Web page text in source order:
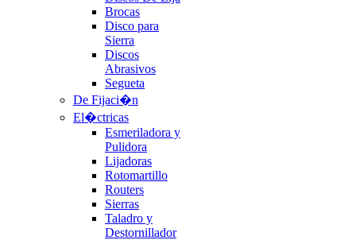
Brocas
Disco para
Sierra
Discos
Abrasivos
Segueta
De Fijaci�n
El�ctricas
Esmeriladora y
Pulidora
Lijadoras
Rotomartillo
Routers
Sierras
Taladro y
Destornillador